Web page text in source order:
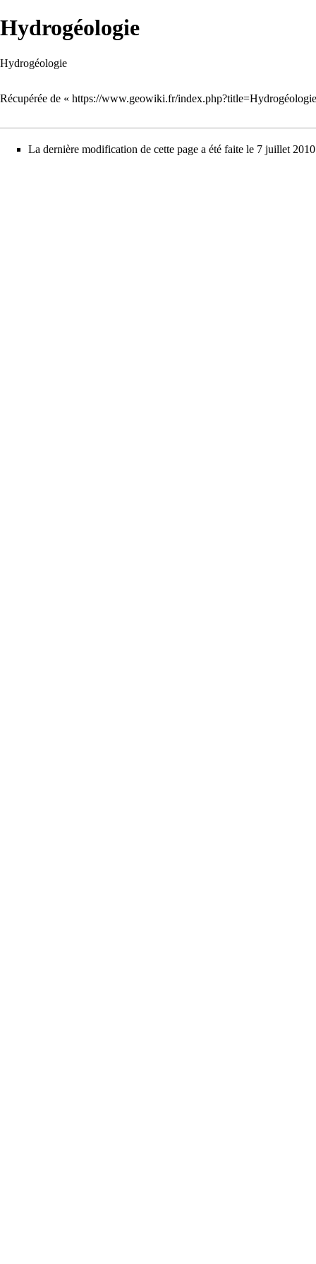
Hydrogéologie
Hydrogéologie
Récupérée de « https://www.geowiki.fr/
La dernière modification de cette page a été faite le 7 juillet